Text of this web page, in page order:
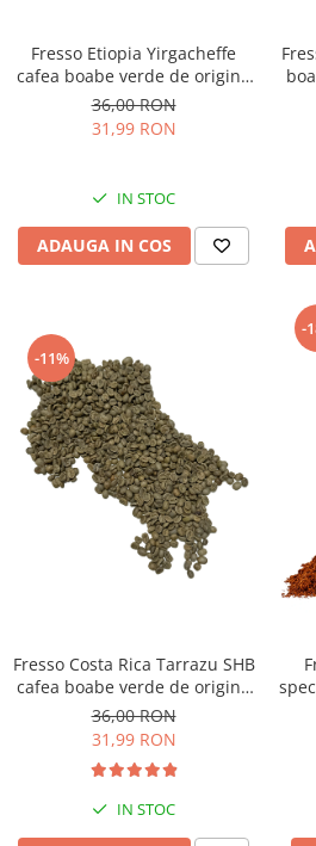
Fresso Etiopia Yirgacheffe
cafea boabe verde de origine
250g
36,00 RON
31,99 RON
IN STOC
ADAUGA IN COS
-11%
Fresso Costa Rica Tarrazu SHB
cafea boabe verde de origine
250g
36,00 RON
31,99 RON
IN STOC
-